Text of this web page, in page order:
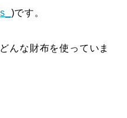
)です。
んな財布を使っていま